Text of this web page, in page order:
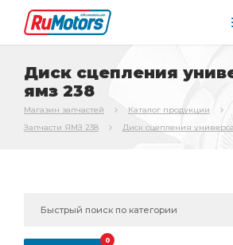
Диск сцепления
ямз 238
Магазин запчастей Каталог продукции
Запчасти ЯМЗ 238
Диск сцепления
0